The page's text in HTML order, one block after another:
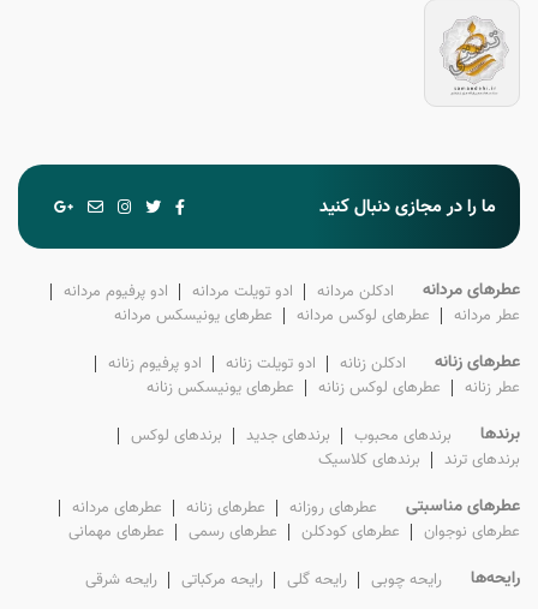
ما را در مجازی دنبال کنید
عطرهای مردانه ادکلن‌ مردانه ادو تویلت‌ مردانه
ادو پرفیوم‌ مردانه
عطر‌ مردانه
عطرهای لوکس‌ مردانه عطرهای یونیسکس مردانه
عطرهای زنانه ادکلن‌ زنانه ادو تویلت‌ زنانه
ادو پرفیوم‌ زنانه
عطر‌ زنانه
عطرهای لوکس‌ زنانه عطرهای یونیسکس زنانه
برندها برندهای محبوب برندهای جدید
برندهای لوکس
برندهای ترند
برندهای کلاسیک
عطرهای مناسبتی عطرهای روزانه عطرهای زنانه
عطرهای مردانه
عطرهای نوجوان
عطرهای کودکلن عطرهای رسمی عطرهای مهمانی
رایحه‌ها رایحه چوبی رایحه گلی رایحه مرکباتی رایحه شرقی